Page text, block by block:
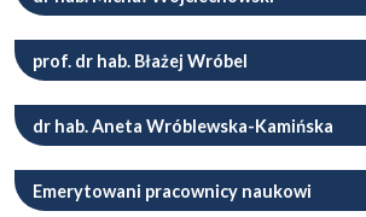
prof. dr hab. Błażej Wróbel
dr hab. Aneta Wróblewska-Kamińska
Emerytowani pracownicy naukowi